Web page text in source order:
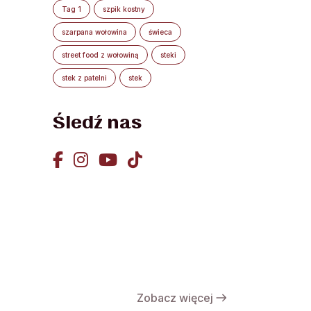
Tag 1 szpik kostny
szarpana wołowina świeca
street food z wołowiną steki
stek z patelni stek
Śledź nas
Zobacz więcej